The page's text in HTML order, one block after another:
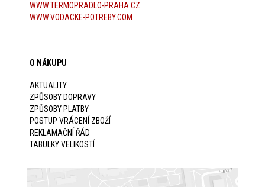
WWW.TERMOPRADLO-PRAHA.CZ
WWW.VODACKE-POTREBY.COM
O NÁKUPU
AKTUALITY
ZPŮSOBY DOPRAVY
ZPŮSOBY PLATBY
POSTUP VRÁCENÍ ZBOŽÍ
REKLAMAČNÍ ŘÁD
TABULKY VELIKOSTÍ